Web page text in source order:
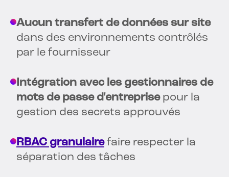
Aucun transfert de données sur site
dans des environnements contrôlés
par le fournisseur
Intégration avec les gestionnaires de
mots de passe d'entreprisepour la
gestion des secrets approuvés
RBAC granulairefaire respecter la
séparation des tâches